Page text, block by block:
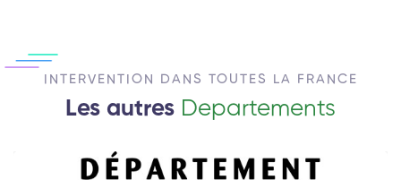
INTERVENTION DANS TOUTES LA FRANCE
Les autres Departements